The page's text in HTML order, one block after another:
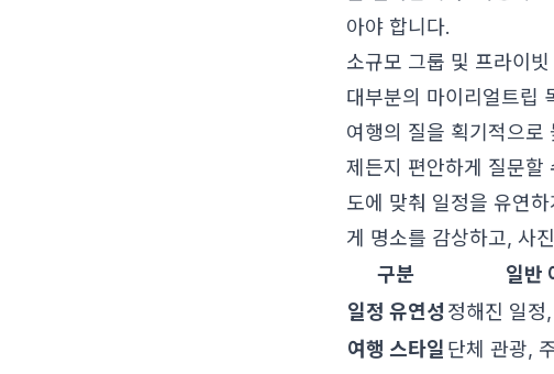
아야 합니다.
소규모 그룹 및 프라이빗
대부분의 마이리얼트립
여행의 질을 획기적으로
제든지 편안하게 질문할
도에 맞춰 일정을 유연
게 명소를 감상하고, 사
구분
일반
일정 유연성 정해진 일정
여행 스타일 단체 관광,